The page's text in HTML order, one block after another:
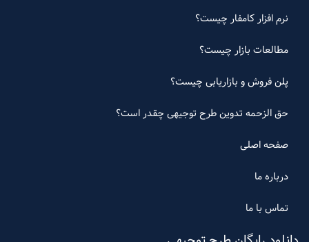
نرم افزار کامفار چیست؟
مطالعات بازار چیست؟
پلن فروش و بازاریابی چیست؟
حق الزحمه تدوین طرح توجیهی چقدر است؟
صفحه اصلی
درباره ما
تماس با ما